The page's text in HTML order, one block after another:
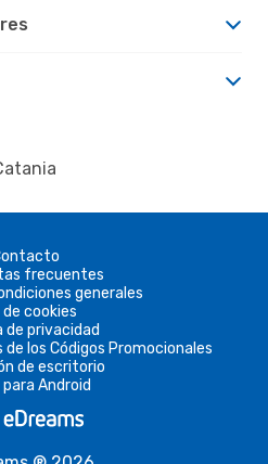
frecuentes
generales
de cookies
de privacidad
los Códigos Promocionales
de escritorio
para Android